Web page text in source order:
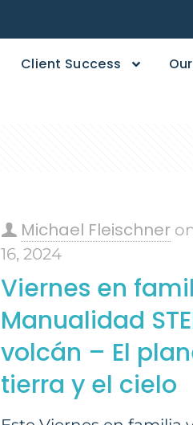
Client Success
Michael Fleischner
16, 2024
Viernes en
Manualidad
volcán – El
tierra y el cielo